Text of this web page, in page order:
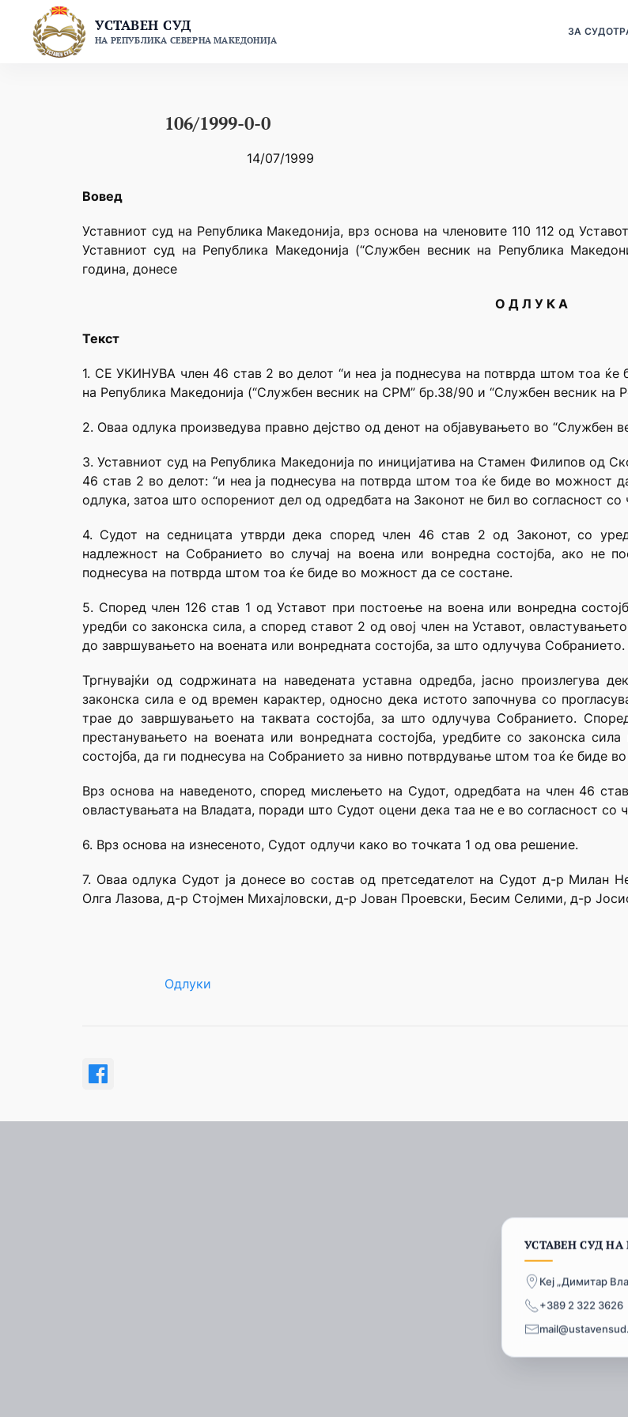
content
УСТАВЕН СУД
НА РЕПУБЛИКА СЕВЕРНА МАКЕДОНИЈА
ЗА СУДОТ
106/1999-0-0
14/07/1999
Вовед
Уставниот суд на Република Македонија, врз основа на членовите 110 112 од
Уставниот суд на Република Македонија (“Службен весник на Република
година, донесе
О Д Л У К А
Текст
1. СЕ УКИНУВА член 46 став 2 во делот “и неа ја поднесува на потврда штом тоа
на Република Македонија (“Службен весник на СРМ” бр.38/90 и “Службен весник на
2. Оваа одлука произведува правно дејство од денот на објавувањето во “Службен
3. Уставниот суд на Република Македонија по иницијатива на Стамен Филипов од
46 став 2 во делот: “и неа ја поднесува на потврда штом тоа ќе биде во можност
одлука, затоа што оспорениот дел од одредбата на Законот не бил во согласност со
4. Судот на седницата утврди дека според член 46 став 2 од Законот, со
надлежност на Собранието во случај на воена или вонредна состојба, ако не
поднесува на потврда штом тоа ќе биде во можност да се состане.
5. Според член 126 став 1 од Уставот при постоење на воена или вонредна
уредби со законска сила, а според ставот 2 од овој член на Уставот,
до завршувањето на воената или вонредната состојба, за што одлучува Собранието.
Тргнувајќи од содржината на наведената уставна одредба, јасно произлегува
законска сила е од времен карактер, односно дека истото започнува со
трае до завршувањето на таквата состојба, за што одлучува Собранието.
престанувањето на воената или вонредната состојба, уредбите со законска
состојба, да ги поднесува на Собранието за нивно потврдување штом тоа ќе биде
Врз основа на наведеното, според мислењето на Судот, одредбата на член 46
овластувањата на Владата, поради што Судот оцени дека таа не е во согласност со
6. Врз основа на изнесеното, Судот одлучи како во точката 1 од ова решение.
7. Оваа одлука Судот ја донесе во состав од претседателот на Судот д-р
Олга Лазова, д-р Стојмен Михајловски, д-р Јован Проевски, Бесим Селими, д-р
Одлуки
УСТАВЕН СУД
Кеј „Димитар
+389 2 322 3626